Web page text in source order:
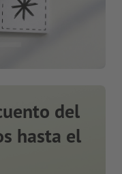
del
hasta el